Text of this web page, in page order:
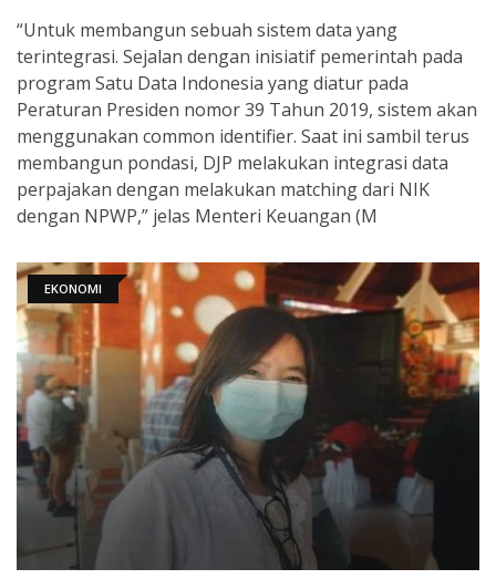
“Untuk membangun sebuah sistem data yang
terintegrasi. Sejalan dengan inisiatif pemerintah pada
program Satu Data Indonesia yang diatur pada
Peraturan Presiden nomor 39 Tahun 2019, sistem akan
menggunakan common identifier. Saat ini sambil terus
membangun pondasi, DJP melakukan integrasi data
perpajakan dengan melakukan matching dari NIK
dengan NPWP,” jelas Menteri Keuangan (M
EKONOMI